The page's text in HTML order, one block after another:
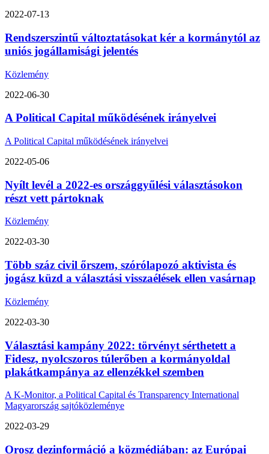
2022-07-13
Rendszerszintű változtatásokat kér a kormánytól az
uniós jogállamisági jelentés
Közlemény
2022-06-30
A Political Capital működésének irányelvei
A Political Capital működésének irányelvei
2022-05-06
Nyílt levél a 2022-es országgyűlési választásokon
részt vett pártoknak
Közlemény
2022-03-30
Több száz civil őrszem, szórólapozó aktivista és
jogász küzd a választási visszaélések ellen vasárnap
Közlemény
2022-03-30
Választási kampány 2022: törvényt sérthetett a
Fidesz, nyolcszoros túlerőben a kormányoldal
plakátkampánya az ellenzékkel szemben
A K-Monitor, a Political Capital és Transparency International
Magyarország sajtóközleménye
2022-03-29
Orosz dezinformáció a közmédiában: az Európai